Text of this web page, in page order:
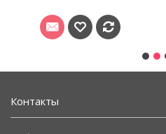
Контакты